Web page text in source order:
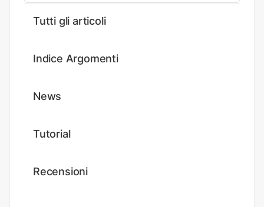
Tutti gli articoli
Indice Argomenti
News
Tutorial
Recensioni